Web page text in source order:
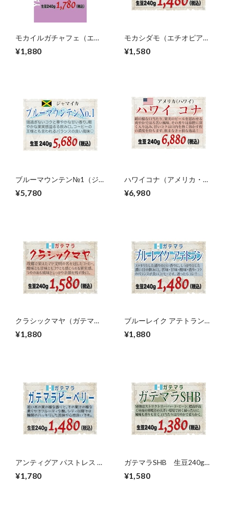
モカイルガチャフェ（エチ
オピア）生豆240gを焙煎
¥1,880
モカシダモ（エチオピア）
生豆240gを焙煎
¥1,580
ブルーマウンテン№1（ジ
¥5,780
ハワイコナ（アメリカ・ハ
¥6,980
クラシックマヤ（ガテマ
¥1,880
ブルーレイク アテトラン
煎
¥1,880
アンティグア パストレス ピ
240gを焙煎
¥1,780
ガテマラSHB 生豆240gを
¥1,580